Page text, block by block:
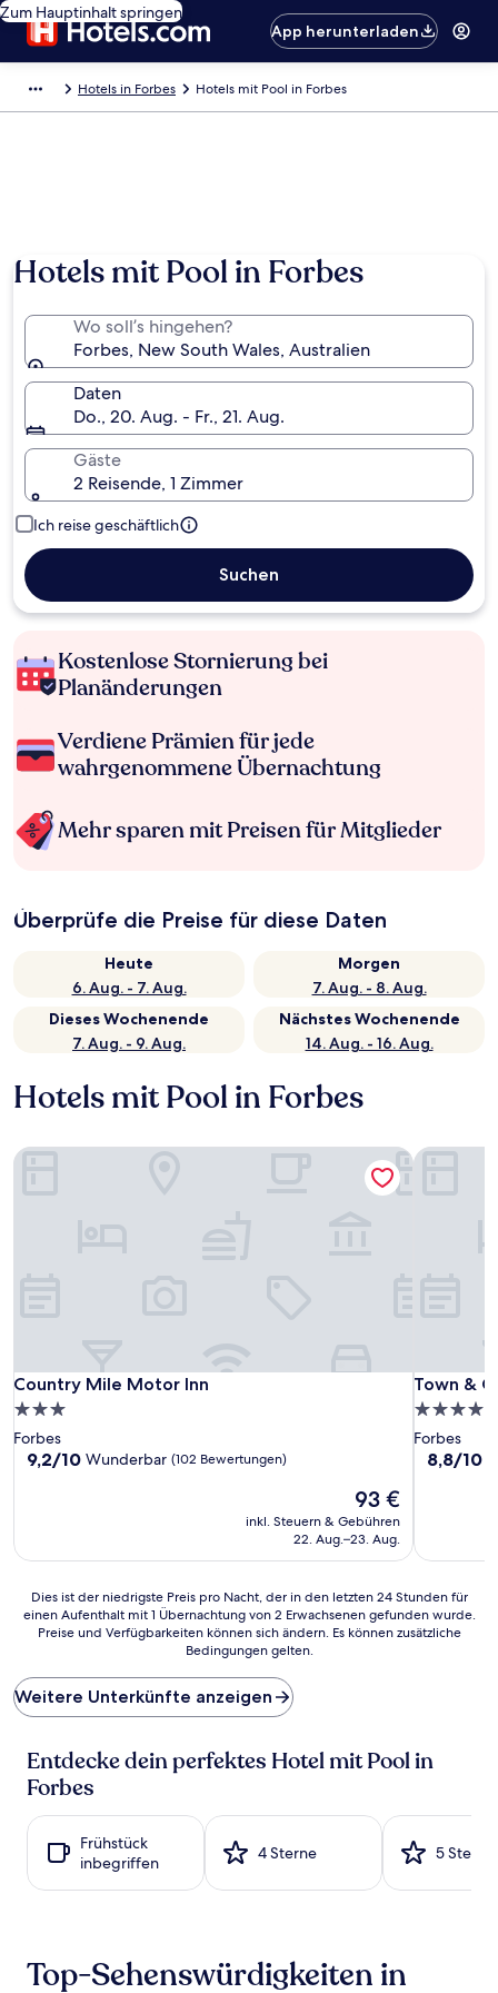
Zum Hauptinhalt springen
App herunterladen
Hotels in Forbes Hotels mit Pool in Forbes
Hotels mit Pool in Forbes
Wo soll’s hingehen?
Forbes, New South Wales, Australien
Daten
Do., 20. Aug. - Fr., 21. Aug.
Gäste
2 Reisende, 1 Zimmer
Ich reise geschäftlich
Suchen
Kostenlose Stornierung bei
Planänderungen
Verdiene Prämien für jede
wahrgenommene Übernachtung
Mehr sparen mit Preisen für Mitglieder
Überprüfe die Preise für diese Daten
Heute
6. Aug. - 7. Aug.
Morgen
7. Aug. - 8. Aug.
Dieses Wochenende
7. Aug. - 9. Aug.
Nächstes Wochenende
14. Aug. - 16. Aug.
Hotels mit Pool in Forbes
Country Mile Motor Inn
Country Mile Motor Inn
3.0-
Sterne-
Unterkunft
Forbes
9.2
Bewertungen)
9,2/10 Wunderbar (102 Bewertungen)
Der
Preis
beträgt
93 €
inkl. Steuern & Gebühren
22. Aug.–23. Aug.
Country Mile Motor Inn
Town &
Town &
4.5-
Sterne-
Forbes
8.8
8,8/10
Town &
Dies
ist
Preis
pro
Nacht,
den
letzten
24 Stunden
einen
Aufenthalt
gefunden
Dies ist der niedrigste Preis pro Nacht, der in den letzten 24 Stunden für
einen Aufenthalt mit 1 Übernachtung von 2 Erwachsenen gefunden wurde.
Preise und Verfügbarkeiten können sich ändern. Es können zusätzliche
Bedingungen gelten.
Weitere Unterkünfte anzeigen
Entdecke dein perfektes Hotel mit Pool in
Forbes
Frühstück
inbegriffen
4 Sterne 5 Sterne
Top-Sehenswürdigkeiten in